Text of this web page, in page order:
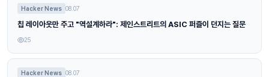
Hacker News 08.07
칩 레이아웃만 주고 "역설계하라": 제인스트리트의 ASIC 퍼즐이 던지는 질문
25
Hacker News 08.07